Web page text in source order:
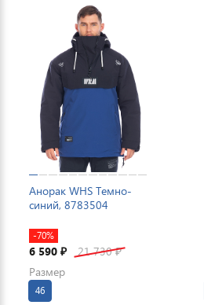
Анорак WHS Темно-
синий, 8783504
-70%
6 590 ₽ 21 730₽
Размер
46